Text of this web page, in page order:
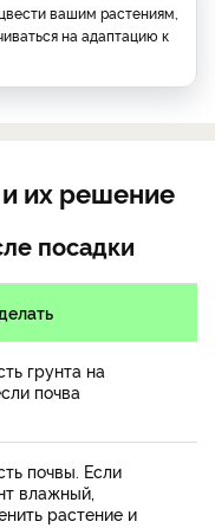
вашим растениям,
на адаптацию к
их решение
посадки
грунта на
почва
почвы. Если
влажный,
растение и